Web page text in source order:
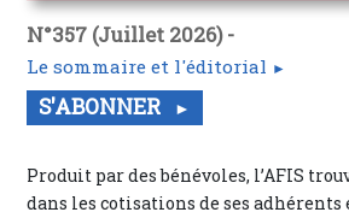
N°357 (Juillet 2026) -
Le sommaire et l'éditorial
S'ABONNER
Produit par des bénévoles, l’AFIS
dans les cotisations de ses adhérents